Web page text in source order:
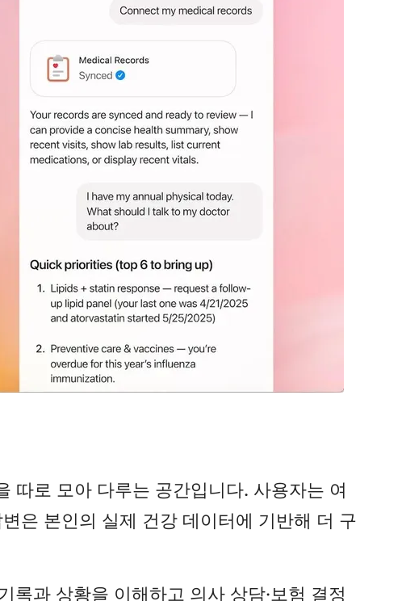
따로 모아 다루는 공간입니다. 사용자는 여
은 본인의 실제 건강 데이터에 기반해 더 구
록과 상황을 이해하고 의사 상담·보험 결정